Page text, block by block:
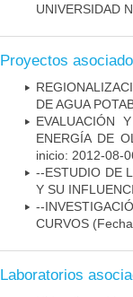
UNIVERSIDAD
Proyectos
DE AGUA
EVALUACIÓN
ENERGÍA DE
inicio: 2012-08-
--ESTUDIO DE
Y SU
--
CURVOS
Laboratorios